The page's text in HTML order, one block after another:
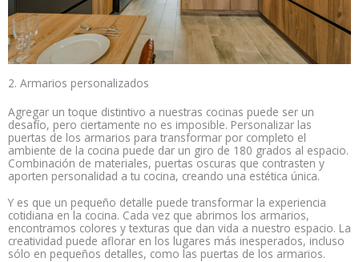
2. Armarios personalizados
Agregar un toque distintivo a nuestras cocinas puede ser un
desafío, pero ciertamente no es imposible. Personalizar las
puertas de los armarios para transformar por completo el
ambiente de la cocina puede dar un giro de 180 grados al espacio.
Combinación de materiales, puertas oscuras que contrasten y
aporten personalidad a tu cocina, creando una estética única.
Y es que un pequeño detalle puede transformar la experiencia
cotidiana en la cocina. Cada vez que abrimos los armarios,
encontramos colores y texturas que dan vida a nuestro espacio. La
creatividad puede aflorar en los lugares más inesperados, incluso
sólo en pequeños detalles, como las puertas de los armarios.